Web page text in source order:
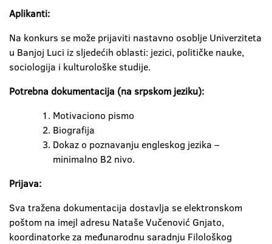
Aplikanti:
Na konkurs se može prijaviti nastavno osoblje Univerziteta
u Banjoj Luci iz sljedećih oblasti: jezici, političke nauke,
sociologija i kulturološke studije.
Potrebna dokumentacija (na srpskom jeziku):
Motivaciono pismo
Biografija
Dokaz o poznavanju engleskog jezika –
minimalno B2 nivo.
Prijava:
Sva tražena dokumentacija dostavlja se elektronskom
poštom na imejl adresu Nataše Vučenović Gnjato,
koordinatorke za međunarodnu saradnju Filološkog